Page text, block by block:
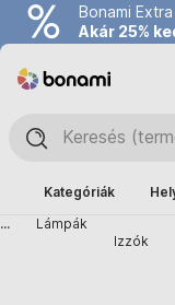
Bonami
Akár 25%
Kategóriák
...
Lámpák
Izzók